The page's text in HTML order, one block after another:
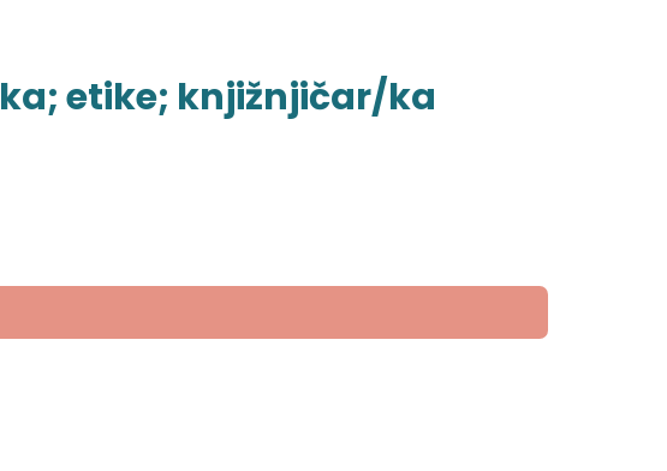
etike; knjižnjičar/ka